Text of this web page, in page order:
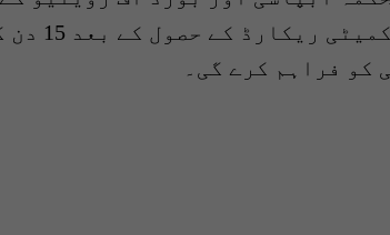
کمیٹی
کو فراہم کرے گی۔